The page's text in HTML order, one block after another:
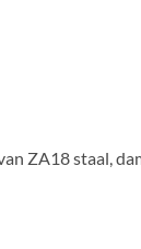
ZA18 staal,